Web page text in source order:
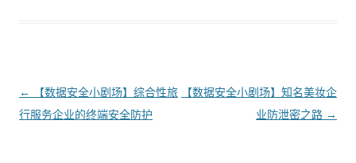
文章导航
←
【数据安全小剧场】综合性旅
行服务企业的终端安全防护
【数据安全小剧场】知名美妆企
业防泄密之路 →